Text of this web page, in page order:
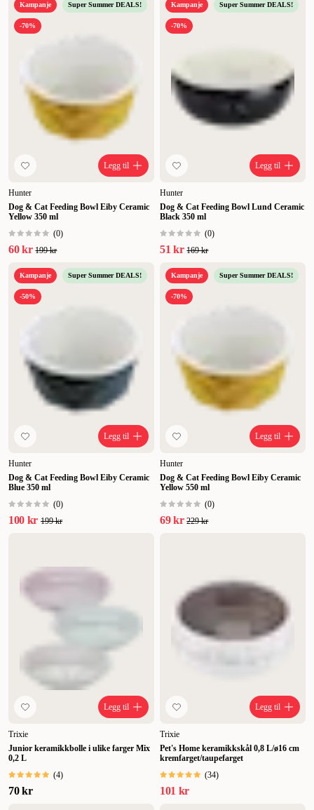
Kampanje Super Summer DEALS!
-70%
Legg til
Hunter
Dog & Cat Feeding Bowl Eiby Ceramic
Yellow 350 ml
(0)
60 kr 199 kr
Kampanje Super Summer DEALS!
-70%
Legg til
Hunter
Dog & Cat Feeding Bowl Lund Ceramic
Black 350 ml
(0)
51 kr 169 kr
Kampanje Super Summer DEALS!
-50%
Legg til
Hunter
Dog & Cat Feeding Bowl Eiby Ceramic
Blue 350 ml
(0)
100 kr 199 kr
Kampanje Super Summer DEALS!
-70%
Legg til
Hunter
Dog & Cat Feeding Bowl Eiby Ceramic
Yellow 550 ml
(0)
69 kr 229 kr
Legg til
Trixie
Junior keramikkbolle i ulike farger Mix
0,2 L
(4)
70 kr
Legg til
Trixie
Pet's Home keramikkskål 0,8 L/ø16 cm
kremfarget/taupefarget
(34)
101 kr